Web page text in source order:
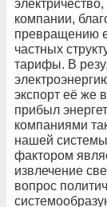
компании,
превращению
частных
тарифы. В
экспорт её же
прибыл
компаниями
нашей
фактором
извлечение
вопрос